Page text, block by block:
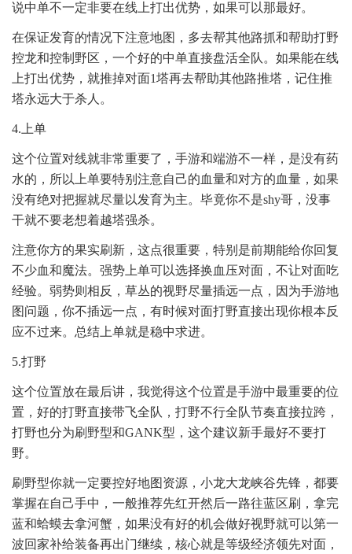
说中单不一定非要在线上打出优势，如果可以那最好。
在保证发育的情况下注意地图，多去帮其他路抓和帮助打野
控龙和控制野区，一个好的中单直接盘活全队。如果能在线
上打出优势，就推掉对面1塔再去帮助其他路推塔，记住推
塔永远大于杀人。
4.上单
这个位置对线就非常重要了，手游和端游不一样，是没有药
水的，所以上单要特别注意自己的血量和对方的血量，如果
没有绝对把握就尽量以发育为主。毕竟你不是shy哥，没事
干就不要老想着越塔强杀。
注意你方的果实刷新，这点很重要，特别是前期能给你回复
不少血和魔法。强势上单可以选择换血压对面，不让对面吃
经验。弱势则相反，草丛的视野尽量插远一点，因为手游地
图问题，你不插远一点，有时候对面打野直接出现你根本反
应不过来。总结上单就是稳中求进。
5.打野
这个位置放在最后讲，我觉得这个位置是手游中最重要的位
置，好的打野直接带飞全队，打野不行全队节奏直接拉跨，
打野也分为刷野型和GANK型，这个建议新手最好不要打
野。
刷野型你就一定要控好地图资源，小龙大龙峡谷先锋，都要
掌握在自己手中，一般推荐先红开然后一路往蓝区刷，拿完
蓝和蛤蟆去拿河蟹，如果没有好的机会做好视野就可以第一
波回家补给装备再出门继续，核心就是等级经济领先对面，